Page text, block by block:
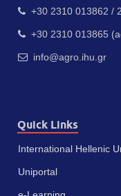
+30 2310 013862 /
+30 2310 013865
info@agro.ihu.gr
Quick Links
International Hellenic
Uniportal